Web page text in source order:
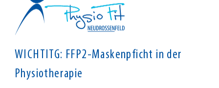
WICHTITG: FFP2-Maskenpficht in der
Physiotherapie